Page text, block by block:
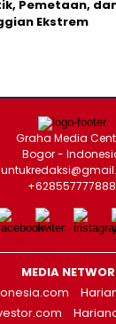
Pemetaan,
Ekstrem
Graha Media
Bogor -
+628557777888
MEDIA